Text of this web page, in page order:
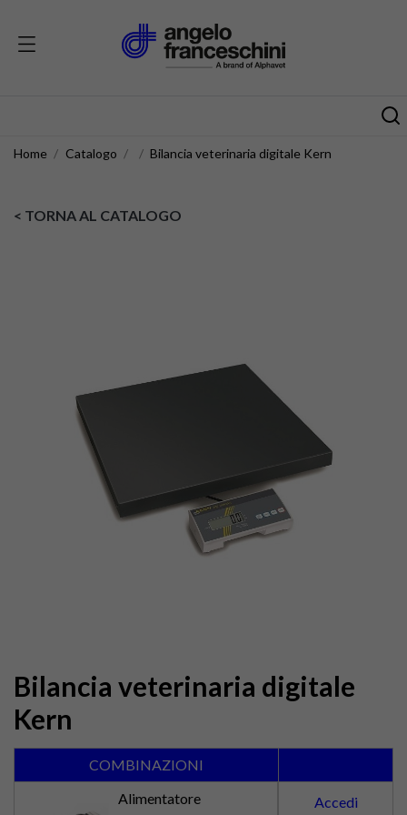
Home Catalogo Bilancia veterinaria digitale Kern
< TORNA AL CATALOGO
Bilancia veterinaria digitale
Kern
COMBINAZIONI
Alimentatore
Accedi